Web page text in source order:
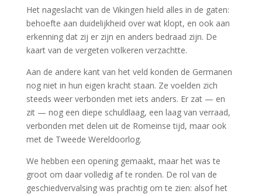
Het nageslacht van de Vikingen hield alles in de gaten:
behoefte aan duidelijkheid over wat klopt, en ook aan
erkenning dat zij er zijn en anders bedraad zijn. De
kaart van de vergeten volkeren verzachtte.
Aan de andere kant van het veld konden de Germanen
nog niet in hun eigen kracht staan. Ze voelden zich
steeds weer verbonden met iets anders. Er zat — en
zit — nog een diepe schuldlaag, een laag van verraad,
verbonden met delen uit de Romeinse tijd, maar ook
met de Tweede Wereldoorlog.
We hebben een opening gemaakt, maar het was te
groot om daar volledig af te ronden. De rol van de
geschiedvervalsing was prachtig om te zien: alsof het